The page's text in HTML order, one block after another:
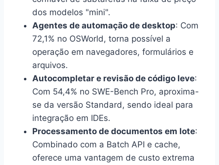
dos modelos "mini".
Agentes de automação de desktop: Com
72,1% no OSWorld, torna possível a
operação em navegadores, formulários e
arquivos.
Autocompletar e revisão de código leve:
Com 54,4% no SWE-Bench Pro, aproxima-
se da versão Standard, sendo ideal para
integração em IDEs.
Processamento de documentos em lote:
Combinado com a Batch API e cache,
oferece uma vantagem de custo extrema